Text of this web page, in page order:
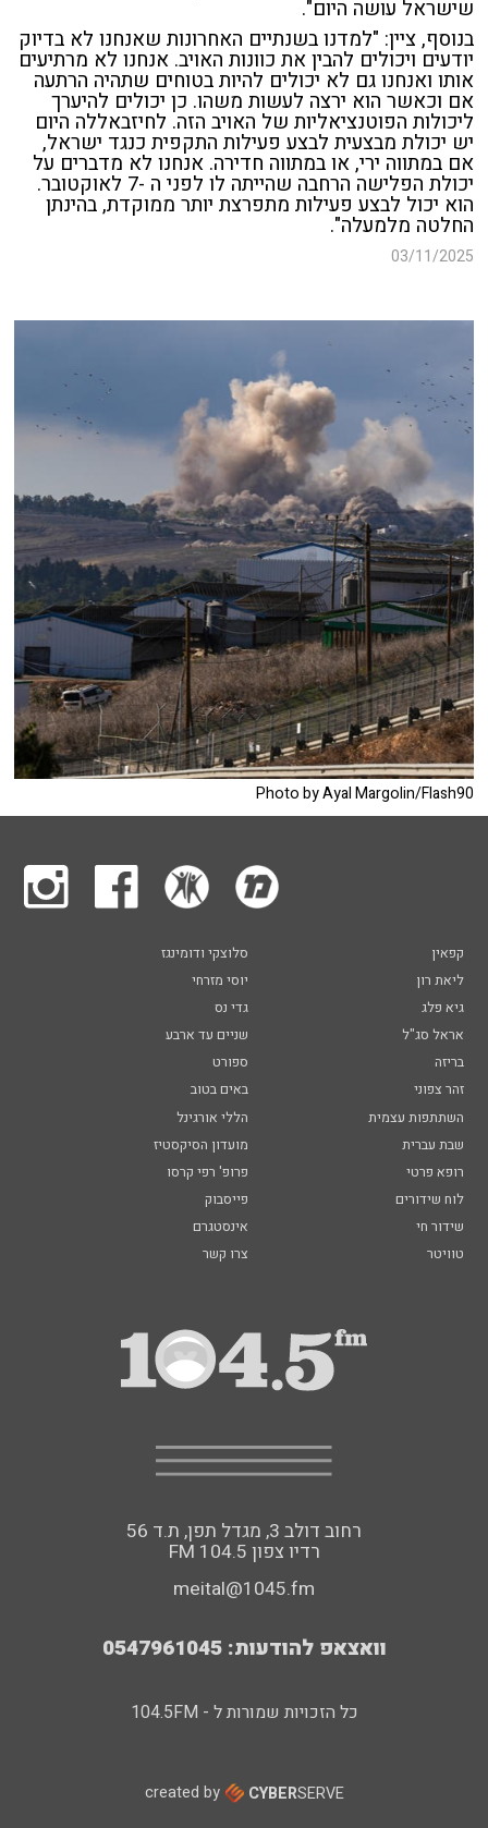
שישראל עושה היום".
בנוסף, ציין: "למדנו בשנתיים האחרונות שאנחנו לא בדיוק
יודעים ויכולים להבין את כוונות האויב. אנחנו לא מרתיעים
אותו ואנחנו גם לא יכולים להיות בטוחים שתהיה הרתעה
אם וכאשר הוא ירצה לעשות משהו. כן יכולים להיערך
ליכולות הפוטנציאליות של האויב הזה. לחיזבאללה היום
יש יכולת מבצעית לבצע פעילות התקפית כנגד ישראל,
אם במתווה ירי, או במתווה חדירה. אנחנו לא מדברים על
יכולת הפלישה הרחבה שהייתה לו לפני ה -7 לאוקטובר.
הוא יכול לבצע פעילות מתפרצת יותר ממוקדת, בהינתן
החלטה מלמעלה".
03/11/2025
Photo by Ayal Margolin/Flash90
קפאין
סלוצקי ודומינגז
ליאת רון
יוסי מזרחי
גיא פלג
גדי נס
אראל סג"ל
שניים עד ארבע
בריזה
ספורט
זהר צפוני
באים בטוב
השתתפות עצמית
הללי אורגינל
שבת עברית
מועדון הסיקסטיז
רופא פרטי
פרופ' רפי קרסו
לוח שידורים
פייסבוק
שידור חי
אינסטגרם
טוויטר
צרו קשר
רחוב דולב 3, מגדל תפן, ת.ד 56
FM רדיו צפון 104.5
meital@1045.fm
וואצאפ להודעות: 0547961045
כל הזכויות שמורות ל - 104.5FM
created by CYBERSERVE